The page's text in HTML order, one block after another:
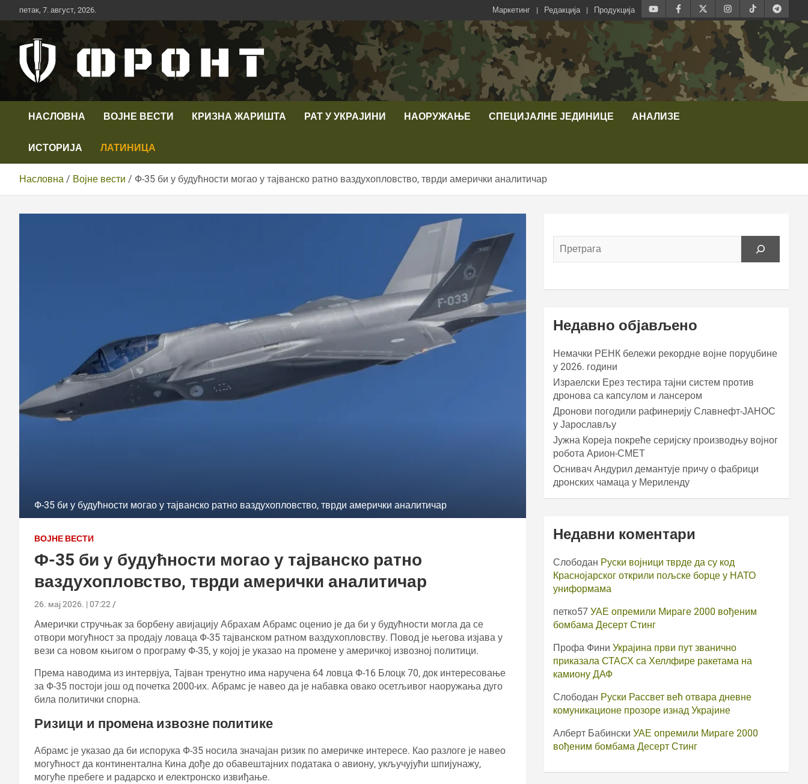
Скип
то
петак, 7. август, 2026. Маркетинг Редакција Продукција
Телевизија ФРОНТ
НАСЛОВНА ВОЈНЕ ВЕСТИ КРИЗНА ЖАРИШТА РАТ У УКРАЈИНИ НАОРУЖАЊЕ СПЕЦИЈАЛНЕ ЈЕДИНИЦЕ АНАЛИЗЕ
ИСТОРИЈА ЛАТИНИЦА
Насловна Војне вести Ф-35 би у будућности могао у тајванско ратно ваздухопловство, тврди амерички аналитичар
Ф-35 би у будућности могао у тајванско ратно ваздухопловство, тврди амерички аналитичар
ВОЈНЕ ВЕСТИ
Ф-35 би у будућности могао у тајванско ратно
ваздухопловство, тврди амерички аналитичар
26. мај 2026. | 07:22
Амерички стручњак за борбену авијацију Абрахам Абрамс оценио је да би у будућности могла да се
отвори могућност за продају ловаца Ф-35 тајванском ратном ваздухопловству. Повод је његова изјава у
вези са новом књигом о програму Ф-35, у којој је указао на промене у америчкој извозној политици.
Према наводима из интервјуа, Тајван тренутно има наручена 64 ловца Ф-16 Блоцк 70, док интересовање
за Ф-35 постоји још од почетка 2000-их. Абрамс је навео да је набавка овако осетљивог наоружања дуго
била политички спорна.
Ризици и промена извозне политике
Абрамс је указао да би испорука Ф-35 носила значајан ризик по америчке интересе. Као разлоге је навео
могућност да континентална Кина дође до обавештајних података о авиону, укључујући шпијунажу,
могуће пребеге и радарско и електронско извиђање.
Недавно објављено
Немачки РЕНК бележи рекордне војне поруџбине
у 2026. години
Израелски Ерез тестира тајни систем против
дронова са капсулом и лансером
Дронови погодили рафинерију Славнефт-ЈАНОС
у Јарослављу
Јужна Кореја покреће серијску производњу војног
робота Арион-СМЕТ
Оснивач Андурил демантује причу о фабрици
дронских чамаца у Мериленду
Недавни коментари
Слободан Руски војници тврде да су код
Краснојарског открили пољске борце у НАТО
униформама
петко57 УАЕ опремили Мираге 2000 вођеним
бомбама Десерт Стинг
Профа Фини Украјина први пут званично
приказала СТАСХ са Хеллфире ракетама на
камиону ДАФ
Слободан Руски Рассвет већ отвара дневне
комуникационе прозоре изнад Украјине
Алберт Бабински УАЕ опремили Мираге 2000
вођеним бомбама Десерт Стинг